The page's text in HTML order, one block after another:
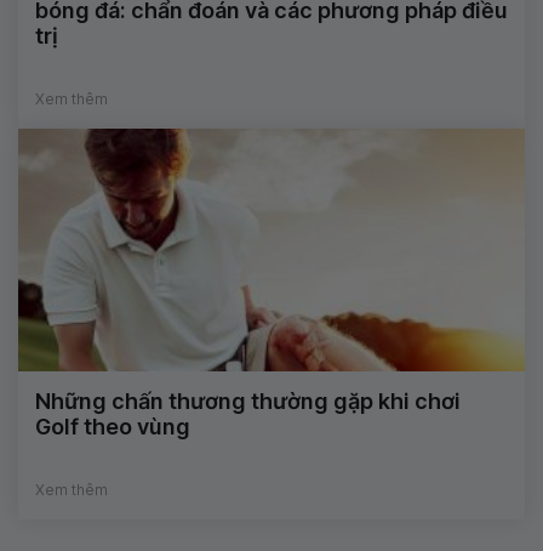
bóng đá: chẩn đoán và các phương pháp điều
trị
Xem thêm
Những chấn thương thường gặp khi chơi
Golf theo vùng
Xem thêm